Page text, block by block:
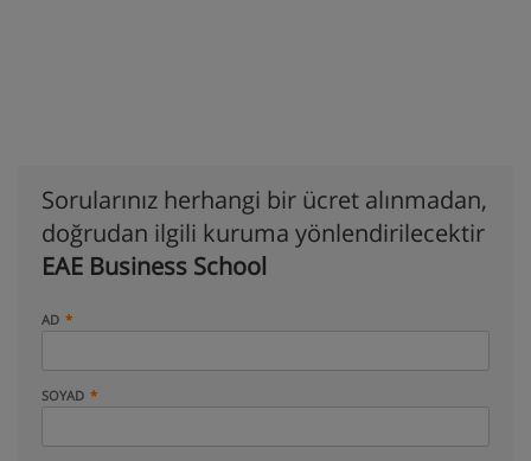
Sorularınız herhangi bir ücret alınmadan,
doğrudan ilgili kuruma yönlendirilecektir
EAE Business School
AD
SOYAD